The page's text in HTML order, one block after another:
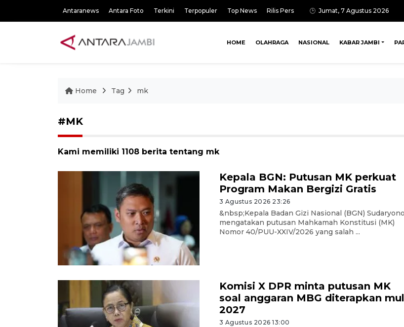
Antaranews Antara Foto Terkini Terpopuler Top News Rilis Pers Jumat, 7 Agustus 2026
HOME OLAHRAGA NASIONAL KABAR JAMBI
Home Tag mk
#MK
Kami memiliki 1108 berita tentang mk
Kepala BGN: Putusan MK perkuat
Program Makan Bergizi Gratis
3 Agustus 2026 23:26
&nbsp;Kepala Badan Gizi Nasional (BGN) Sudaryono
mengatakan putusan Mahkamah Konstitusi (MK)
Nomor 40/PUU-XXIV/2026 yang salah ...
Komisi X DPR minta putusan MK
soal anggaran MBG diterapkan
2027
3 Agustus 2026 13:00